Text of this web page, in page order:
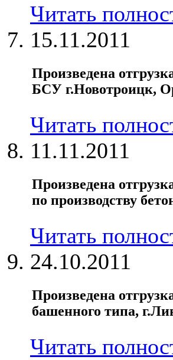
Читать
15.11.2011
Произведена
БСУ г.Новотроицк,
Читать
11.11.2011
Произведена
по производству
Читать
24.10.2011
Произведена
башенного типа,
Читать